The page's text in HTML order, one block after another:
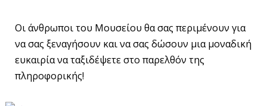
Οι άνθρωποι του Μουσείου θα σας περιμένουν για
να σας ξεναγήσουν και να σας δώσουν μια μοναδική
ευκαιρία να ταξιδέψετε στο παρελθόν της
πληροφορικής!